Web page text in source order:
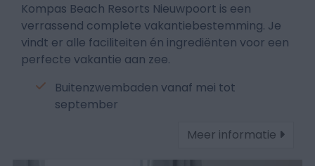
Kompas Beach Resorts Nieuwpoort is een
verrassend complete vakantiebestemming. Je
vindt er alle faciliteiten én ingrediënten voor een
perfecte vakantie aan zee.
Buitenzwembaden vanaf mei tot
september
Meer informatie